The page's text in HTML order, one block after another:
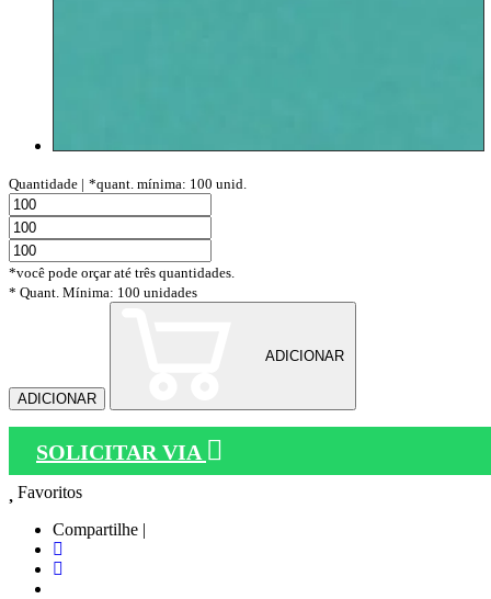
Quantidade | *quant. mínima: 100 unid.
*você pode orçar até três quantidades.
* Quant. Mínima: 100 unidades
ADICIONAR
ADICIONAR
SOLICITAR VIA
Favoritos
Compartilhe |